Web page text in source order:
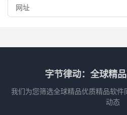
字节律动：全球精
我们为您筛选全球精品优质精品软
动态